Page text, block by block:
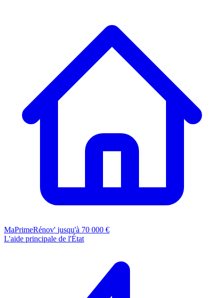
MaPrimeRénov' jusqu'à 70 000 €
L'aide principale de l'État